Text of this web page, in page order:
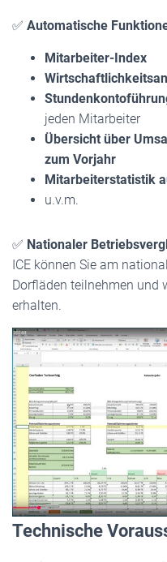
✅ Automatische
Mitarbeiter-Index
jeden Mitarbeiter
Übersicht über
zum Vorjahr
Mitarbeiterstatistik
u.v.m.
✅ Nationaler
ICE können Sie am
Dorfläden teilnehmen und
erhalten.
Technische